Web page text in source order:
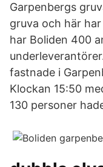
Garpenbergs
gruva och här
har Boliden 400
fastnade i
Klockan 15:50
130 personer